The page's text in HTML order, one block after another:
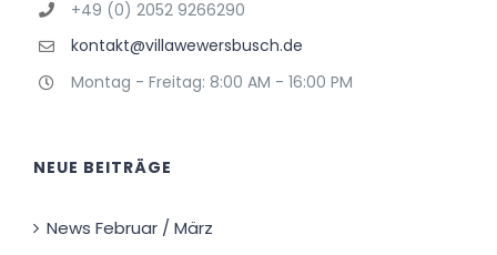
+49 (0) 2052 9266290
kontakt@villawewersbusch.de
Montag - Freitag: 8:00 AM - 16:00 PM
NEUE BEITRÄGE
News Februar / März